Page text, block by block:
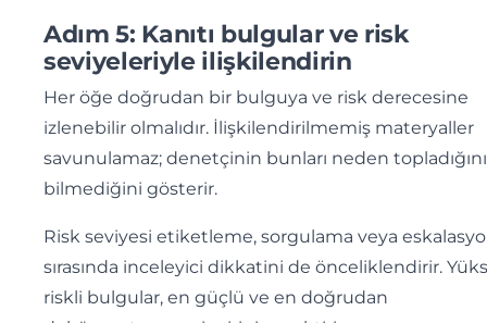
Adım 5: Kanıtı bulgular ve risk
seviyeleriyle ilişkilendirin
Her öğe doğrudan bir bulguya ve risk derecesine
izlenebilir olmalıdır. İlişkilendirilmemiş materyaller
savunulamaz; denetçinin bunları neden topladığını
bilmediğini gösterir.
Risk seviyesi etiketleme, sorgulama veya
sırasında inceleyici dikkatini de önceliklendirir.
riskli bulgular, en güçlü ve en doğrudan